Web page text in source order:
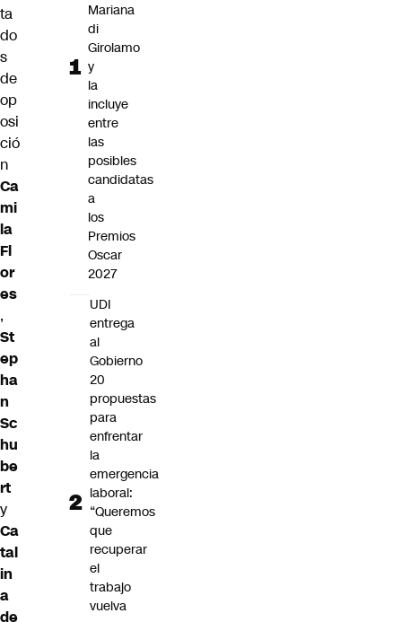
ta
do
s
de
op
osi
ció
n
Ca
mi
la
Fl
or
es
,
St
ep
ha
n
Sc
hu
be
rt
y
Ca
tal
in
a
de
Mariana
di
Girolamo
y
la
incluye
entre
las
posibles
candidatas
a
los
Premios
Oscar
2027
UDI
entrega
al
Gobierno
20
propuestas
para
enfrentar
la
emergencia
laboral:
“Queremos
que
recuperar
el
trabajo
vuelva